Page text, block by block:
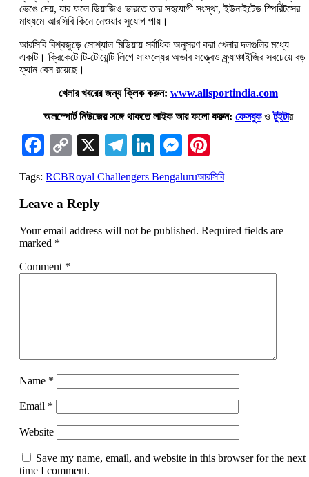
ভেঙে দেয়, যার ফলে ডিয়াজিও ভারতে তার সহযোগী সংস্থা, ইউনাইটেড স্পিরিটসের
মাধ্যমে আরসিবি কিনে নেওয়ার সুযোগ পায়।
আরসিবি বিশ্বজুড়ে সোশ্যাল মিডিয়ায় সর্বাধিক অনুসরণ করা খেলার দলগুলির মধ্যে
একটি। ক্রিকেটে টি-টোয়েন্টি লিগে সাফল্যের অভাব সত্ত্বেও ফ্র্যাঞ্চাইজির সবচেয়ে বড়
ফ্যান বেস রয়েছে।
খেলার খবরের জন্য ক্লিক করুন: www.allsportindia.com
অলস্পোর্ট নিউজের সঙ্গে থাকতে লাইক আর ফলো করুন: ফেসবুকওটুইটার
Facebook
Copy
Link
X Telegram
LinkedIn
Messenger
Tags: RCBRoyal Challengers Bengaluruআরসিবি
Leave a Reply
Your email address will not be published. Required fields are
marked *
Comment *
Name *
Email *
Website
Save my name, email, and website in this browser for the next
time I comment.